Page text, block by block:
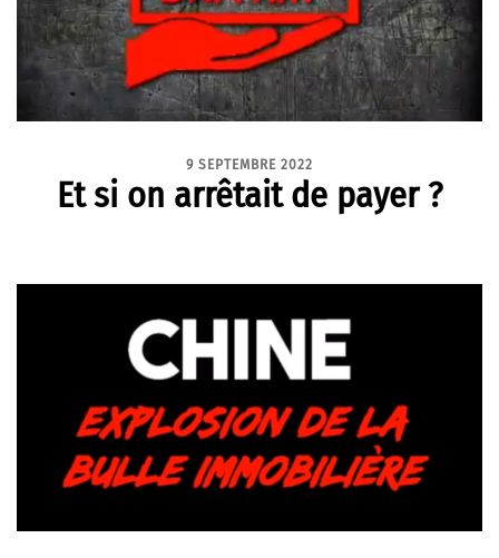
9 SEPTEMBRE 2022
Et si on arrêtait de payer ?